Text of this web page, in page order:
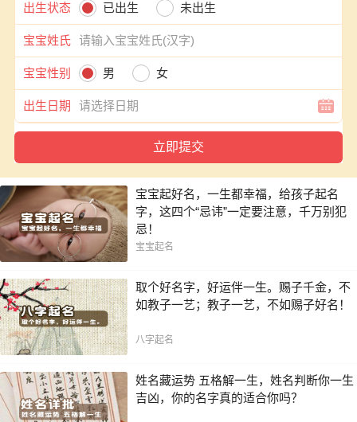
出生状态 已出生 未出生
宝宝姓氏
宝宝性别 男 女
出生日期
宝宝起好名，一生都幸福，给孩子起名
字，这四个“忌讳”一定要注意，千万别犯
忌！
宝宝起名
取个好名字，好运伴一生。赐子千金，不
如教子一艺；教子一艺，不如赐子好名！
八字起名
姓名藏运势 五格解一生，姓名判断你一生
吉凶，你的名字真的适合你吗？